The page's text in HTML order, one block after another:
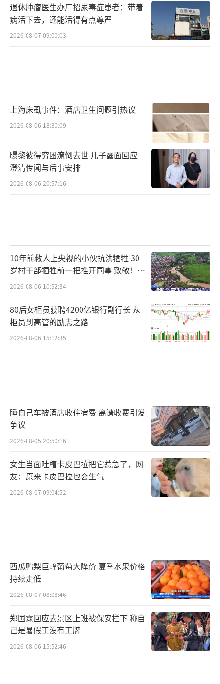
退休肿瘤医生办厂招尿毒症患者：带着
病活下去，还能活得有点尊严
2026-08-07 09:00:03
上海床虱事件：酒店卫生问题引热议
2026-08-06 18:30:09
曝黎彼得穷困潦倒去世 儿子露面回应
澄清传闻与后事安排
2026-08-06 20:57:16
10年前救人上央视的小伙抗洪牺牲 30
岁村干部牺牲前一把推开同事 致敬！送
别！
2026-08-06 10:52:34
80后女柜员获聘4200亿银行副行长 从
柜员到高管的励志之路
2026-08-06 15:12:35
睡自己车被酒店收住宿费 离谱收费引发
争议
2026-08-05 20:50:16
女生当面吐槽卡皮巴拉把它惹急了，网
友：原来卡皮巴拉也会生气
2026-08-07 09:04:52
西瓜鸭梨巨峰葡萄大降价 夏季水果价格
持续走低
2026-08-07 08:08:46
郑国霖回应去景区上班被保安拦下 称自
己是暑假工没有工牌
2026-08-06 15:52:46